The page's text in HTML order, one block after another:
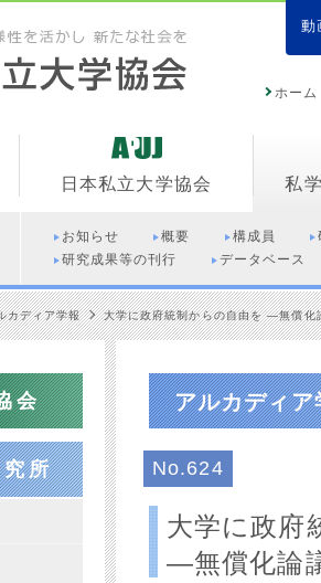
動
ホーム
日本私立大学協会 私
お知らせ 概要 構成員
研究成果等の刊行
データベース
カディア学報 大学に政府統制からの自由を ―無償
会
所
アルカディア
No.624
大学に政府
―無償化論